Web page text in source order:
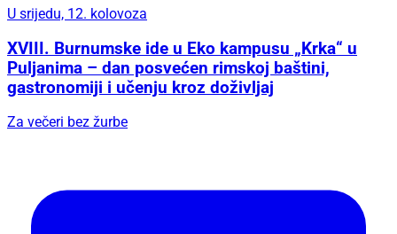
U srijedu, 12. kolovoza
XVIII. Burnumske ide u Eko kampusu „Krka“ u
Puljanima – dan posvećen rimskoj baštini,
gastronomiji i učenju kroz doživljaj
Za večeri bez žurbe